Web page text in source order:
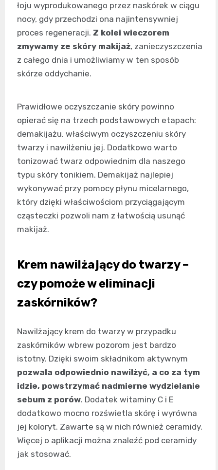
łoju wyprodukowanego przez naskórek w ciągu
nocy, gdy przechodzi ona najintensywniej
proces regeneracji. Z kolei wieczorem
zmywamy ze skóry makijaż, zanieczyszczenia
z całego dnia i umożliwiamy w ten sposób
skórze oddychanie.
Prawidłowe oczyszczanie skóry powinno
opierać się na trzech podstawowych etapach:
demakijażu, właściwym oczyszczeniu skóry
twarzy i nawilżeniu jej. Dodatkowo warto
tonizować twarz odpowiednim dla naszego
typu skóry tonikiem. Demakijaż najlepiej
wykonywać przy pomocy płynu micelarnego,
który dzięki właściwościom przyciągającym
cząsteczki pozwoli nam z łatwością usunąć
makijaż.
Krem nawilżający do twarzy –
czy pomoże w eliminacji
zaskórników?
Nawilżający krem do twarzy w przypadku
zaskórników wbrew pozorom jest bardzo
istotny. Dzięki swoim składnikom aktywnym
pozwala odpowiednio nawilżyć, a co za tym
idzie, powstrzymać nadmierne wydzielanie
sebum z porów. Dodatek witaminy C i E
dodatkowo mocno rozświetla skórę i wyrówna
jej koloryt. Zawarte są w nich również ceramidy.
Więcej o aplikacji można znaleźć pod ceramidy
jak stosować.